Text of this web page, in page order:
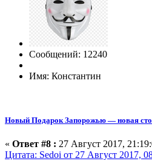
Сообщений: 12240
Имя: Константин
Новый Подарок Запорожью — новая
« Ответ #8 : 27 Август 2017,
Цитата: Sedoi от 27 Август 2017,